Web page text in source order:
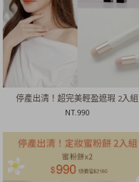
停產出清！超完美輕盈遮瑕 2入組
NT.990